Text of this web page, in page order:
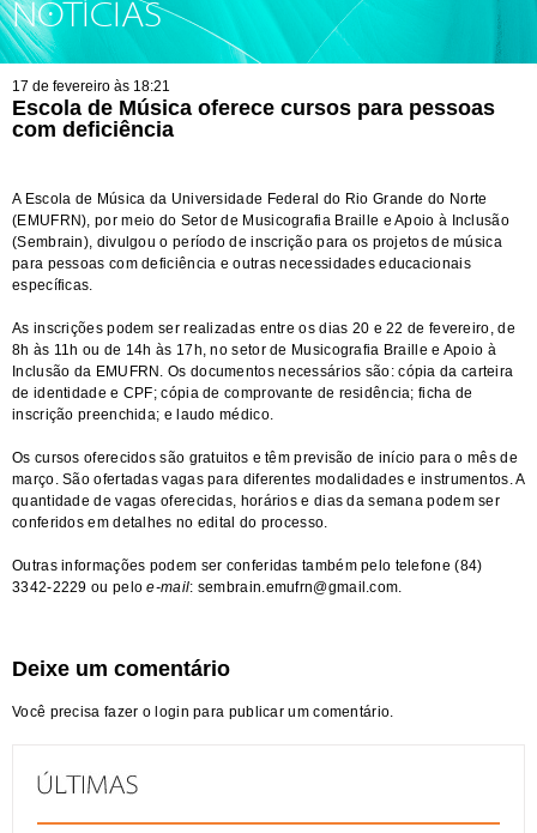
NOTÍCIAS
17 de fevereiro às 18:21
Escola de Música oferece cursos para pessoas
com deficiência
A Escola de Música da Universidade Federal do Rio Grande do Norte
(EMUFRN), por meio do Setor de Musicografia Braille e Apoio à Inclusão
(Sembrain), divulgou o período de inscrição para os projetos de música
para pessoas com deficiência e outras necessidades educacionais
específicas.
As inscrições podem ser realizadas entre os dias 20 e 22 de fevereiro, de
8h às 11h ou de 14h às 17h, no setor de Musicografia Braille e Apoio à
Inclusão da EMUFRN. Os documentos necessários são: cópia da carteira
de identidade e CPF; cópia de comprovante de residência; ficha de
inscrição preenchida; e laudo médico.
Os cursos oferecidos são gratuitos e têm previsão de início para o mês de
março. São ofertadas vagas para diferentes modalidades e instrumentos. A
quantidade de vagas oferecidas, horários e dias da semana podem ser
conferidos em detalhes no edital do processo.
Outras informações podem ser conferidas também pelo telefone (84)
3342-2229 ou peloe-mail: sembrain.emufrn@gmail.com.
Deixe um comentário
Você precisa fazer o login para publicar um comentário.